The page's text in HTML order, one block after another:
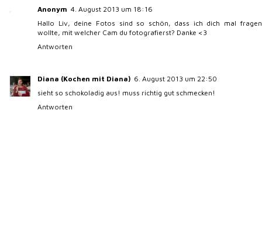
Anonym 4. August 2013 um 18:16
Hallo Liv, deine Fotos sind so schön, dass ich dich mal fragen
wollte, mit welcher Cam du fotografierst? Danke <3
Antworten
Diana (Kochen mit Diana) 6. August 2013 um 22:50
sieht so schokoladig aus! muss richtig gut schmecken!
Antworten